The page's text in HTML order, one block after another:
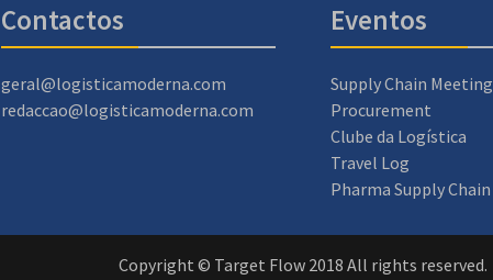
Contactos
geral@logisticamoderna.com
redaccao@logisticamoderna.com
Eventos
Supply Chain Meeting
Procurement
Clube da Logística
Travel Log
Pharma Supply Chain
Copyright © Target Flow 2018 All rights reserved.